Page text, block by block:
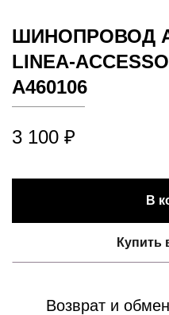
ШИНОПРОВОД
LINEA-
A460106
3 100 ₽
В
Купить
Возврат и обмен